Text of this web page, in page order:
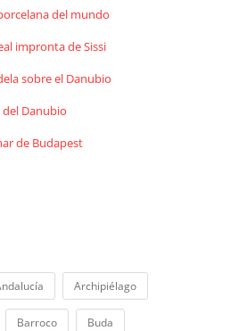
del mundo
impronta de Sissi
sobre el Danubio
Danubio
de Budapest
Archipiélago
Barroco Buda